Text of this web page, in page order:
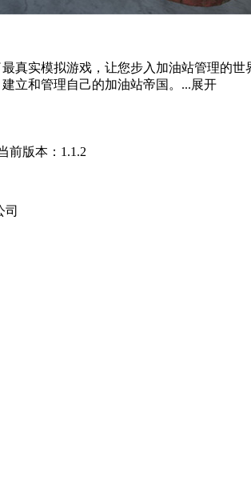
最真实模拟游戏，让您步入加油站管理的
立和管理自己的加油站帝国。...展开
前版本：1.1.2
司